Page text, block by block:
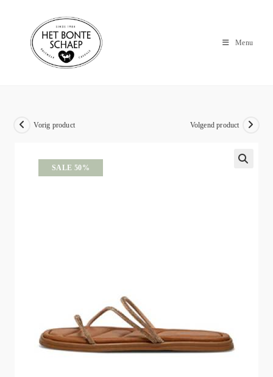
Menu
SALE 50%
Vorig product Volgend product